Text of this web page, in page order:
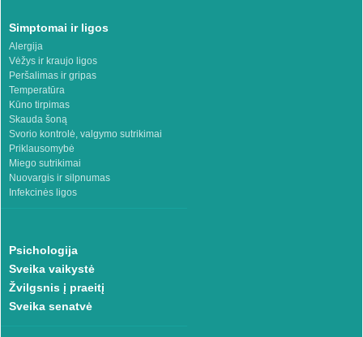
Simptomai ir ligos
Alergija
Vėžys ir kraujo ligos
Peršalimas ir gripas
Temperatūra
Kūno tirpimas
Skauda šoną
Svorio kontrolė, valgymo sutrikimai
Priklausomybė
Miego sutrikimai
Nuovargis ir silpnumas
Infekcinės ligos
Psichologija
Sveika vaikystė
Žvilgsnis į praeitį
Sveika senatvė